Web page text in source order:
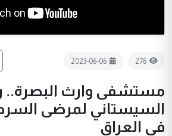
276
2023-06-06
مستشفى وارث البصرة..
السيستاني لمرضى
في العراق